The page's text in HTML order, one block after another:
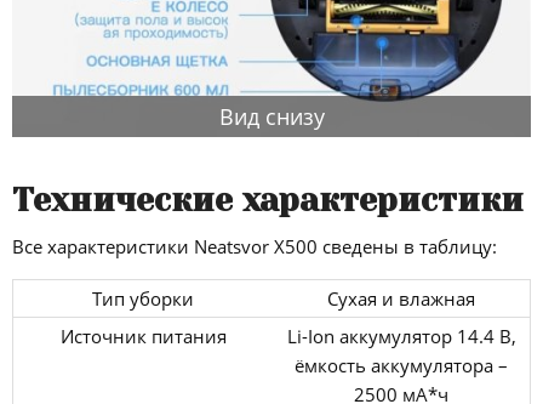
Вид снизу
Технические характеристики
Все характеристики Neatsvor X500 сведены в таблицу:
Тип уборки
Сухая и влажная
Источник питания
Li-Ion аккумулятор 14.4 В,
ёмкость аккумулятора –
2500 мА*ч